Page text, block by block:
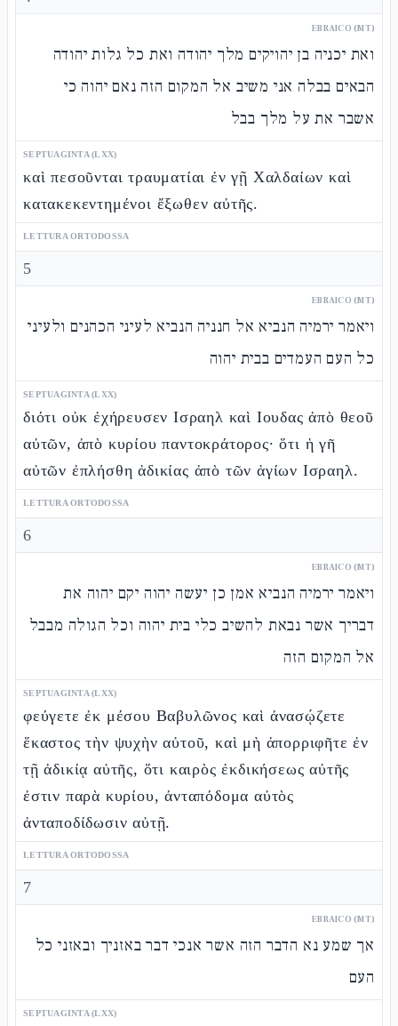
EBRAICO (MT)
ואת יכניה בן יהויקים מלך יהודה ואת כל גלות יהודה
הבאים בבלה אני משיב אל המקום הזה נאם יהוה כי
אשבר את על מלך בבל
SEPTUAGINTA (LXX)
καὶ πεσοῦνται τραυματίαι ἐν γῇ Χαλδαίων καὶ
κατακεκεντημένοι ἔξωθεν αὐτῆς.
LETTURA ORTODOSSA
5
EBRAICO (MT)
ויאמר ירמיה הנביא אל חנניה הנביא לעיני הכהנים ולעיני
כל העם העמדים בבית יהוה
SEPTUAGINTA (LXX)
διότι οὐκ ἐχήρευσεν Ισραηλ καὶ Ιουδας ἀπὸ θεοῦ
αὐτῶν, ἀπὸ κυρίου παντοκράτορος· ὅτι ἡ γῆ
αὐτῶν ἐπλήσθη ἀδικίας ἀπὸ τῶν ἁγίων Ισραηλ.
LETTURA ORTODOSSA
6
EBRAICO (MT)
ויאמר ירמיה הנביא אמן כן יעשה יהוה יקם יהוה את
דבריך אשר נבאת להשיב כלי בית יהוה וכל הגולה מבבל
אל המקום הזה
SEPTUAGINTA (LXX)
φεύγετε ἐκ μέσου Βαβυλῶνος καὶ ἀνασῴζετε
ἕκαστος τὴν ψυχὴν αὐτοῦ, καὶ μὴ ἀπορριφῆτε ἐν
τῇ ἀδικίᾳ αὐτῆς, ὅτι καιρὸς ἐκδικήσεως αὐτῆς
ἐστιν παρὰ κυρίου, ἀνταπόδομα αὐτὸς
ἀνταποδίδωσιν αὐτῇ.
LETTURA ORTODOSSA
7
EBRAICO (MT)
אך שמע נא הדבר הזה אשר אנכי דבר באזניך ובאזני כל
העם
SEPTUAGINTA (LXX)